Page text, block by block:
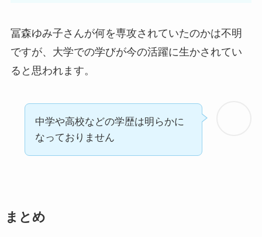
冨森ゆみ子さんが何を専攻されていたのかは不明
ですが、大学での学びが今の活躍に生かされてい
ると思われます。
中学や高校などの学歴は明らかに
なっておりません
まとめ